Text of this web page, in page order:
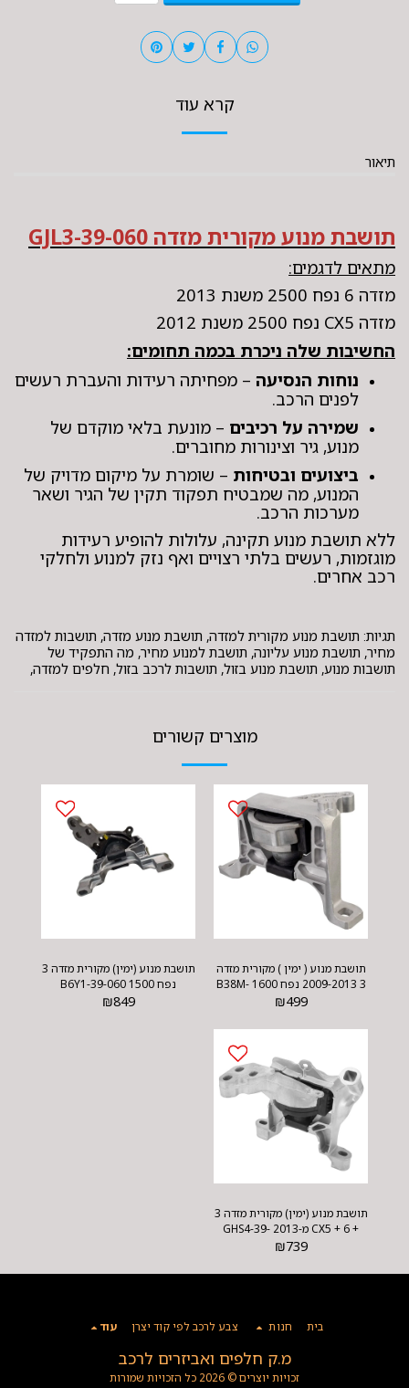
קרא עוד
תיאור
תושבת מנוע מקורית מזדה GJL3-39-060
מתאים לדגמים:
מזדה 6 נפח 2500 משנת 2013
מזדה CX5 נפח 2500 משנת 2012
החשיבות שלה ניכרת בכמה תחומים:
נוחות הנסיעה – מפחיתה רעידות והעברת רעשים
לפנים הרכב.
שמירה על רכיבים – מונעת בלאי מוקדם של
מנוע, גיר וצינורות מחוברים.
ביצועים ובטיחות – שומרת על מיקום מדויק של
המנוע, מה שמבטיח תפקוד תקין של הגיר ושאר
מערכות הרכב.
ללא תושבת מנוע תקינה, עלולות להופיע רעידות
מוגזמות, רעשים בלתי רצויים ואף נזק למנוע ולחלקי
רכב אחרים.
תגיות: תושבת מנוע מקורית למזדה, תושבת מנוע מזדה, תושבות למזדה
מחיר, תושבת מנוע עליונה, תושבת למנוע מחיר, מה התפקיד של
תושבות מנוע, תושבת מנוע בזול, תושבות לרכב בזול, חלפים למזדה,
מוצרים קשורים
תושבת מנוע ( ימין ) מקורית מזדה
3 2009-2013 נפח 1600 B38M-
39-060B
₪499
תושבת מנוע (ימין) מקורית מזדה 3
נפח 1500 B6Y1-39-060
₪849
תושבת מנוע (ימין) מקורית מזדה 3
+ CX5 + 6 מ-2013 GHS4-39-
060A
₪739
מ.ק חלפים ואביזרים לרכב
זכויות יוצרים © 2026 כל הזכויות שמורות
בית חנות צבע לרכב לפי קוד יצרן עוד